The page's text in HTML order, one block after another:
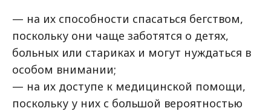
— на их способности спасаться бегством,
поскольку они чаще заботятся о детях,
больных или стариках и могут нуждаться в
особом внимании;
— на их доступе к медицинской помощи,
поскольку у них с большой вероятностью